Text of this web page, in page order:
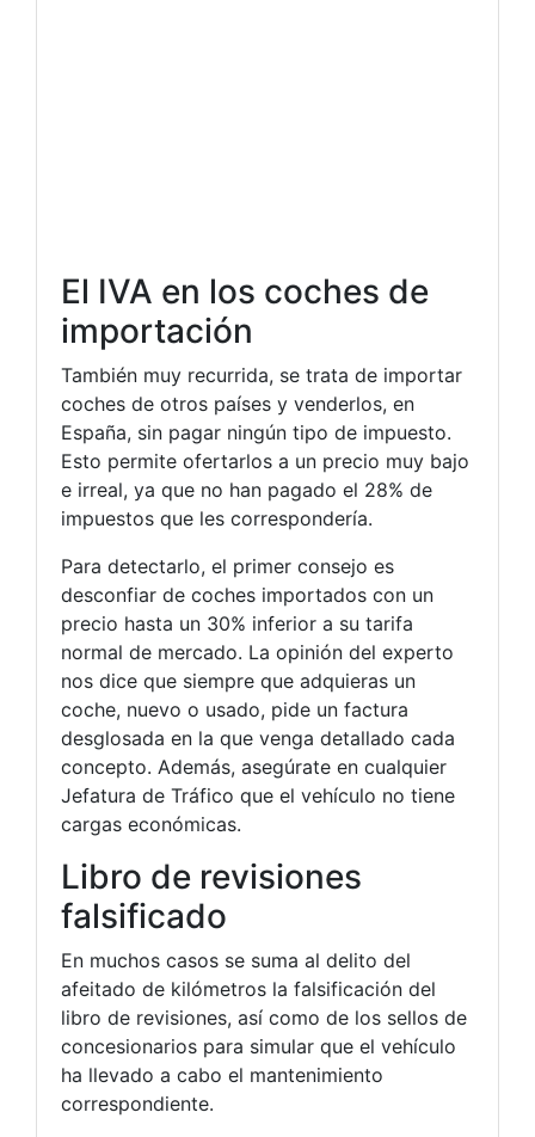
El IVA en los coches de
importación
También muy recurrida, se trata de importar
coches de otros países y venderlos, en
España, sin pagar ningún tipo de impuesto.
Esto permite ofertarlos a un precio muy bajo
e irreal, ya que no han pagado el 28% de
impuestos que les correspondería.
Para detectarlo, el primer consejo es
desconfiar de coches importados con un
precio hasta un 30% inferior a su tarifa
normal de mercado. La opinión del experto
nos dice que siempre que adquieras un
coche, nuevo o usado, pide un factura
desglosada en la que venga detallado cada
concepto. Además, asegúrate en cualquier
Jefatura de Tráfico que el vehículo no tiene
cargas económicas.
Libro de revisiones
falsificado
En muchos casos se suma al delito del
afeitado de kilómetros la falsificación del
libro de revisiones, así como de los sellos de
concesionarios para simular que el vehículo
ha llevado a cabo el mantenimiento
correspondiente.